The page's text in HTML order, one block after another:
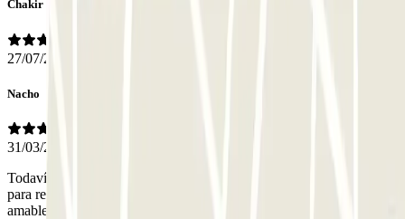
Chakir
27/07/2026
Nacho
31/03/2026
Todavía no les funciona el sistema de reconocimiento de matrículas
para reservas Parclick. Pero como el personal es extremadamente
amable nos ayudaron y lo resolvieron enseguida.